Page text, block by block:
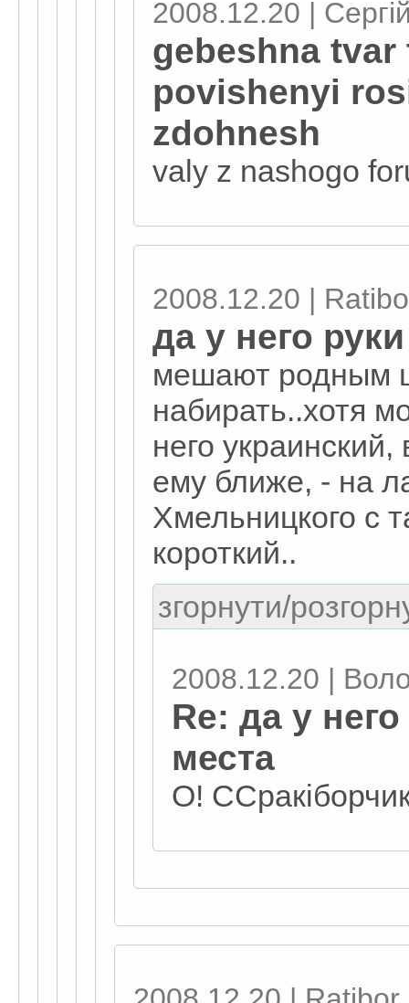
2008.12.20 |
gebeshna
povishenyi
zdohnesh
valy z nashogo
2008.12.20 |
да у него
мешают родным
набирать..хотя
него
ему ближе, - на
Хмельницкого с
короткий..
згорнути/
2008.12.20 |
Re: да у
места
О!